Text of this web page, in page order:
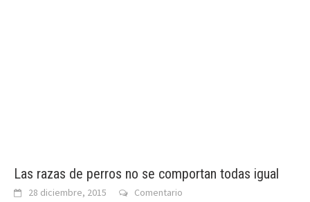
Las razas de perros no se comportan todas igual
28 diciembre, 2015 Comentario